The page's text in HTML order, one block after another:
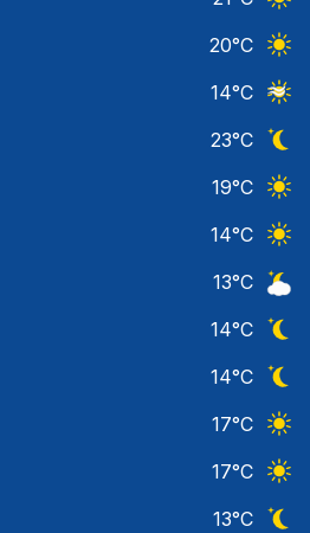
20°C
14°C
23°C
19°C
14°C
13°C
14°C
14°C
17°C
17°C
13°C